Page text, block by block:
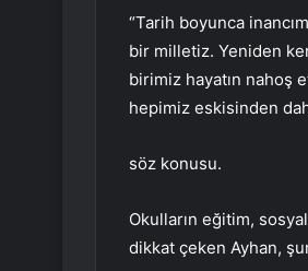
“Tarih boyunca
bir milletiz. Yeniden
birimiz hayatın nahoş
hepimiz eskisinden
söz konusu.
Okulların eğitim,
dikkat çeken Ayhan,